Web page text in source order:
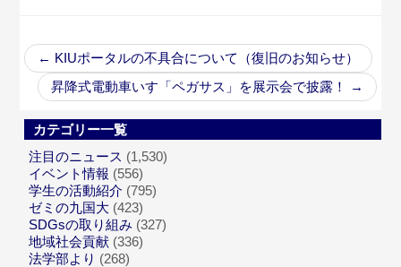
← KIUポータルの不具合について（復旧のお知らせ）
昇降式電動車いす「ペガサス」を展示会で披露！
→
カテゴリー一覧
注目のニュース (1,530)
イベント情報 (556)
学生の活動紹介 (795)
ゼミの九国大 (423)
SDGsの取り組み (327)
地域社会貢献 (336)
法学部より (268)